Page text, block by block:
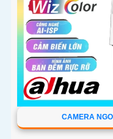
CAMERA